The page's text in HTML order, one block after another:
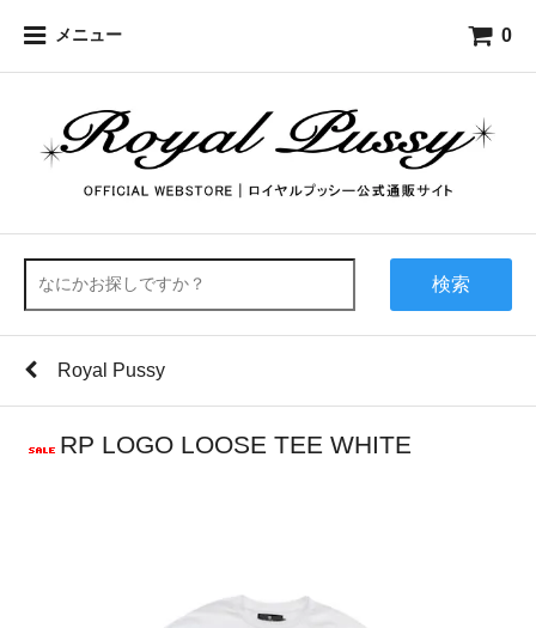
メニュー 0
検索
Royal Pussy
RP LOGO LOOSE TEE WHITE